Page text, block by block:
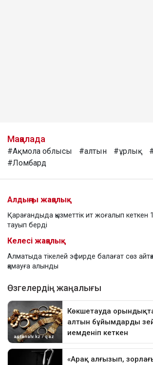
Мақалада
#Ақмола облысы #алтын #ұрлық
#Ломбард
Алдыңғы жаңалық
Қарағандыда қызметтік ит жоғалып кеткен
тауып берді
Келесі жаңалық
Алматыда тікелей эфирде балағат сөз
қамауға алынды